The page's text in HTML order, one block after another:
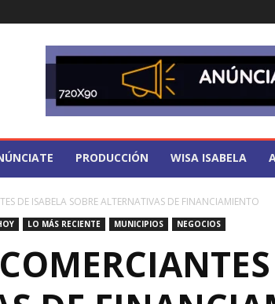
PRODUCCIÓN WISA ISABELA
DE ISABELA SOBRE ALTERNATIVAS DE FINANCIAMIENTO
LO MÁS RECIENTE MUNICIPIOS NEGOCIOS